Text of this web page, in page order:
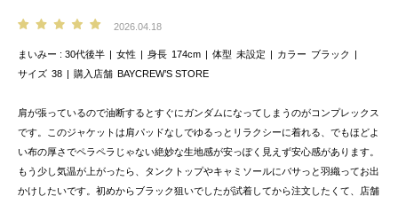
2026.04.18
まいみー 30代後半 女性 身長 174cm 体型 未設定 カラー ブラック
サイズ 38 購入店舗 BAYCREW’S STORE
肩が張っているので油断するとすぐにガンダムになってしまうのがコンプレックス
です。このジャケットは肩パッドなしでゆるっとリラクシーに着れる、でもほどよ
い布の厚さでペラペラじゃない絶妙な生地感が安っぽく見えず安心感があります。
もう少し気温が上がったら、タンクトップやキャミソールにバサっと羽織ってお出
かけしたいです。初めからブラック狙いでしたが試着してから注文したくて、店舗